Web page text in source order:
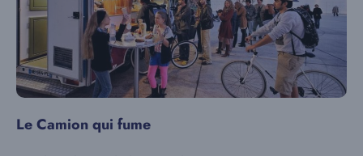
Le Camion qui fume